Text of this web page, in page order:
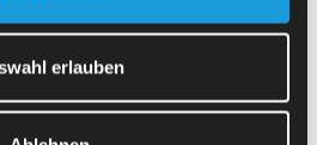
erlauben
utvrđene standarde za utovar i
kupaca, sve dok se i dalje
okruglog u četvrtasto’.“